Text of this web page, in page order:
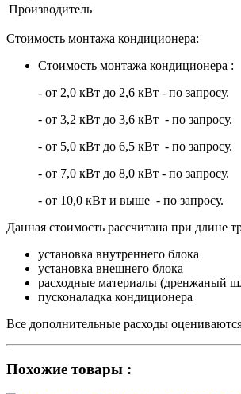
Производитель
Стоимость монтажа кондиционера:
Стоимость монтажа кондиционера :
- от 2,0 кВт до 2,6 кВт - по запросу.
- от 3,2 кВт до 3,6 кВт - по запросу.
- от 5,0 кВт до 6,5 кВт - по запросу.
- от 7,0 кВт до 8,0 кВт - по запросу.
- от 10,0 кВт и выше - по запросу.
Данная стоимость рассчитана при длине
установка внутреннего блока
установка внешнего блока
расходные материалы (дренжаный
пусконаладка кондиционера
Все дополнительные расходы
Похожие товары :